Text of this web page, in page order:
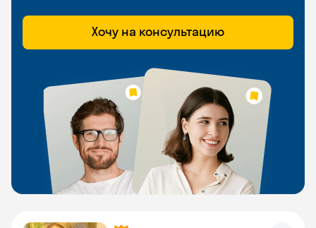
Хочу на консультацию